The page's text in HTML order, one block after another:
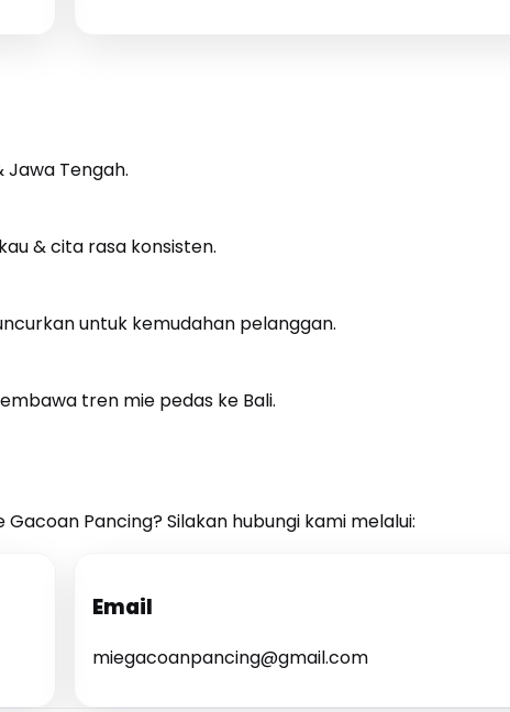
Jawa Tengah.
& cita rasa konsisten.
untuk kemudahan pelanggan.
tren mie pedas ke Bali.
Pancing? Silakan hubungi kami melalui:
Email
miegacoanpancing@gmail.com